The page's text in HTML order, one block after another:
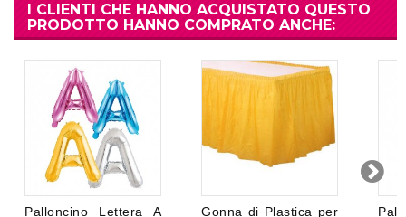
I CLIENTI CHE HANNO ACQUISTATO QUESTO
PRODOTTO HANNO COMPRATO ANCHE:
Palloncino Lettera A Gonna di Plastica per